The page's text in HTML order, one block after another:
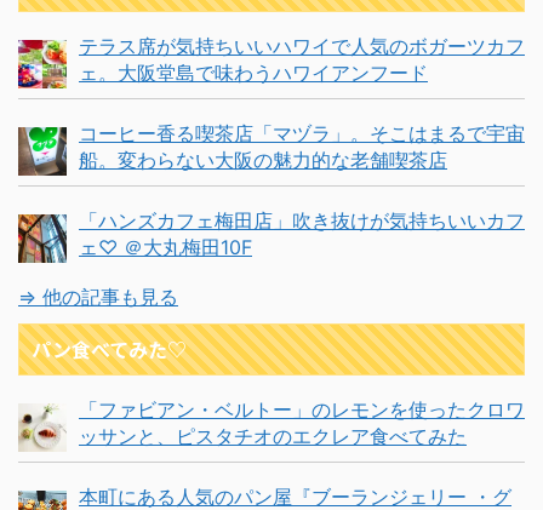
テラス席が気持ちいいハワイで人気のボガーツカフ
ェ。大阪堂島で味わうハワイアンフード
コーヒー香る喫茶店「マヅラ」。そこはまるで宇宙
船。変わらない大阪の魅力的な老舗喫茶店
「ハンズカフェ梅田店」吹き抜けが気持ちいいカフ
ェ♡ ＠大丸梅田10F
⇒ 他の記事も見る
パン食べてみた♡
「ファビアン・ベルトー」のレモンを使ったクロワ
ッサンと、ピスタチオのエクレア食べてみた
本町にある人気のパン屋『ブーランジェリー ・グ